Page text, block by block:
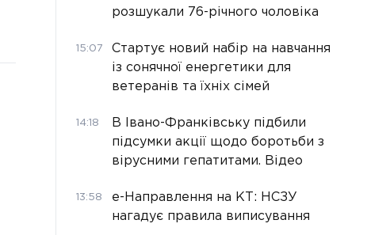
розшукали 76-річного чоловіка
15:07
Стартує новий набір на навчання
із сонячної енергетики для
ветеранів та їхніх сімей
14:18
В Івано-Франківську підбили
підсумки акції щодо боротьби з
вірусними гепатитами. Відео
13:58
е-Направлення на КТ: НСЗУ
нагадує правила виписування